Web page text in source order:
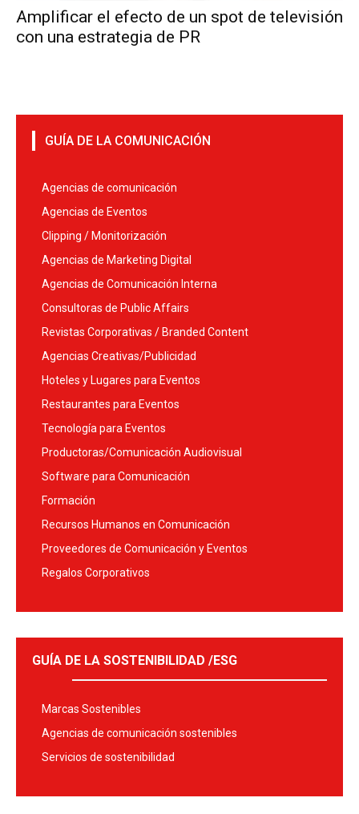
Amplificar el efecto de un spot de televisión
con una estrategia de PR
GUÍA DE LA COMUNICACIÓN
Agencias de comunicación
Agencias de Eventos
Clipping / Monitorización
Agencias de Marketing Digital
Agencias de Comunicación Interna
Consultoras de Public Affairs
Revistas Corporativas / Branded Content
Agencias Creativas/Publicidad
Hoteles y Lugares para Eventos
Restaurantes para Eventos
Tecnología para Eventos
Productoras/Comunicación Audiovisual
Software para Comunicación
Formación
Recursos Humanos en Comunicación
Proveedores de Comunicación y Eventos
Regalos Corporativos
GUÍA DE LA SOSTENIBILIDAD /ESG
Marcas Sostenibles
Agencias de comunicación sostenibles
Servicios de sostenibilidad